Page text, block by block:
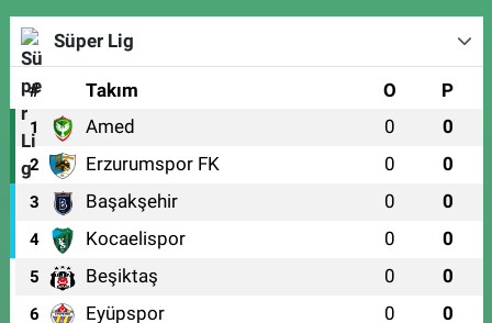
Süper Lig
# Takım O P
1 Amed 0 0
2 Erzurumspor FK 0 0
3 Başakşehir 0 0
4 Kocaelispor 0 0
5 Beşiktaş 0 0
6 Eyüpspor 0 0